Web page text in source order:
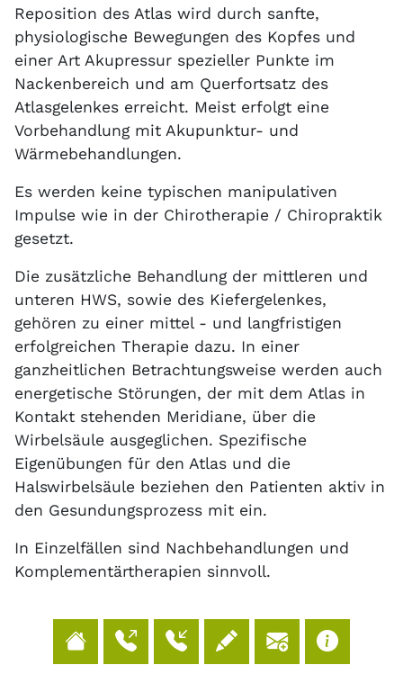
Reposition des Atlas wird durch sanfte,
physiologische Bewegungen des Kopfes und
einer Art Akupressur spezieller Punkte im
Nackenbereich und am Querfortsatz des
Atlasgelenkes erreicht. Meist erfolgt eine
Vorbehandlung mit Akupunktur- und
Wärmebehandlungen.
Es werden keine typischen manipulativen
Impulse wie in der Chirotherapie / Chiropraktik
gesetzt.
Die zusätzliche Behandlung der mittleren und
unteren HWS, sowie des Kiefergelenkes,
gehören zu einer mittel - und langfristigen
erfolgreichen Therapie dazu. In einer
ganzheitlichen Betrachtungsweise werden auch
energetische Störungen, der mit dem Atlas in
Kontakt stehenden Meridiane, über die
Wirbelsäule ausgeglichen. Spezifische
Eigenübungen für den Atlas und die
Halswirbelsäule beziehen den Patienten aktiv in
den Gesundungsprozess mit ein.
In Einzelfällen sind Nachbehandlungen und
Komplementärtherapien sinnvoll.